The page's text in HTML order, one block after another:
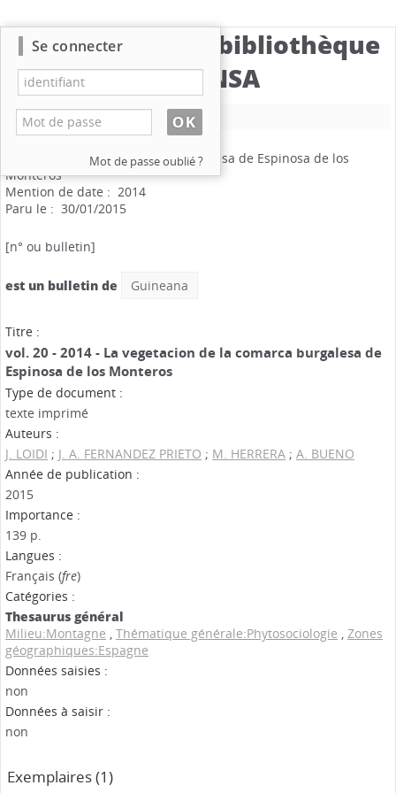
Catalogue de la bibliothèque
du CBNSA
Nouvelle recherche
Guineana.vol. 20
La vegetacion de la comarca burgalesa de Espinosa de los
Monteros
Mention de date : 2014
Paru le : 30/01/2015
[n° ou bulletin]
est un bulletin de Guineana
Titre :
vol. 20 - 2014 - La vegetacion de la comarca burgalesa de
Espinosa de los Monteros
Type de document :
texte imprimé
Auteurs :
J. LOIDI ; J. A. FERNANDEZ PRIETO ; M. HERRERA ; A. BUENO
Année de publication :
2015
Importance :
139 p.
Langues :
Français (fre)
Catégories :
Thesaurus général
Milieu:Montagne , Thématique générale:Phytosociologie , Zones
géographiques:Espagne
Données saisies :
non
Données à saisir :
non
Exemplaires (1)
Se connecter
Mot de passe oublié ?